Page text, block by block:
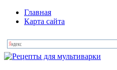
Главная
Карта сайта